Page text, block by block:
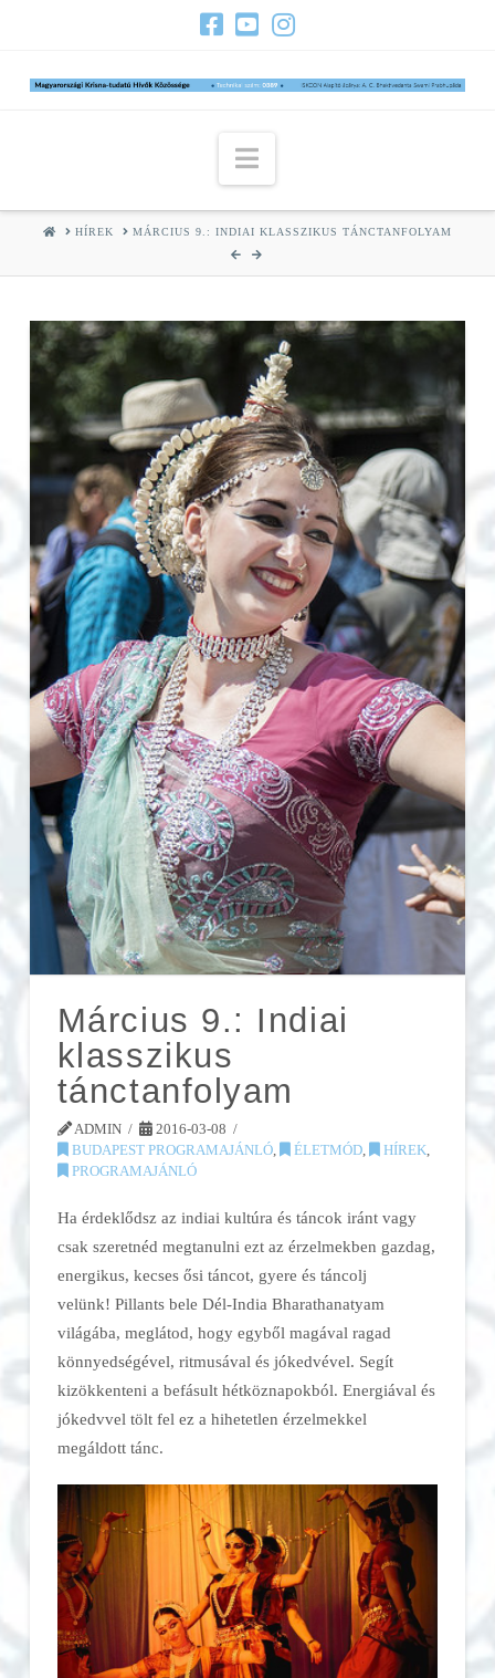
Navigation
HOMEHÍREK MÁRCIUS 9.: INDIAI KLASSZIKUS TÁNCTANFOLYAM
Március 9.: Indiai
klasszikus
tánctanfolyam
ADMIN
2016-03-08
BUDAPEST PROGRAMAJÁNLÓ, ÉLETMÓD, HÍREK,
PROGRAMAJÁNLÓ
Ha érdeklődsz az indiai kultúra és táncok iránt vagy
csak szeretnéd megtanulni ezt az érzelmekben gazdag,
energikus, kecses ősi táncot, gyere és táncolj
velünk! Pillants bele Dél-India Bharathanatyam
világába, meglátod, hogy egyből magával ragad
könnyedségével, ritmusával és jókedvével. Segít
kizökkenteni a befásult hétköznapokból. Energiával és
jókedvvel tölt fel ez a hihetetlen érzelmekkel
megáldott tánc.